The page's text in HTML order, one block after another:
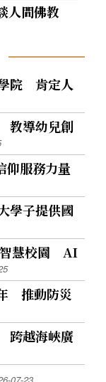
人間佛教
院 肯定人
教導幼兒創
服務力量
學子提供國
智慧校園 AI
推動防災
跨越海峽廣